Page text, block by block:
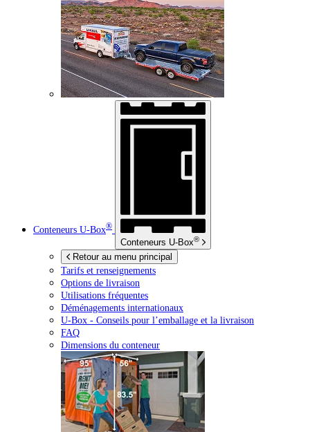
Conteneurs U-Box®
Conteneurs U-Box®
Retour au menu principal
Tarifs et renseignements
Options de livraison
Utilisations fréquentes
Déménagements internationaux
U-Box - Conseils pour l’emballage et la livraison
FAQ
Dimensions du conteneur